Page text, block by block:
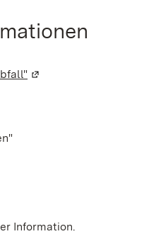
in einem neuen Fenster
(Wird in einem
Information.